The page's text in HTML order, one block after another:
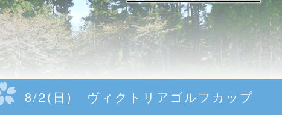
8/2(日) ヴィクトリアゴルフカップ